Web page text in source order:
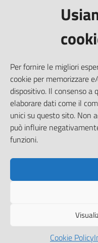
Per fornire le migliori
cookie per memorizzare
dispositivo. Il consenso a
elaborare dati come il
unici su questo sito. Non
può influire
funzioni.
Cookie Policy
Segnalazione disservizio
Amministrazione
Informativa privacy
Note legali
Dichiarazione di
Piano di miglioramento del
SEGUICI SU